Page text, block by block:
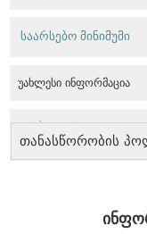
თანასწორობის
საარსებო მინიმუმი
უახლესი ინფორმაცია